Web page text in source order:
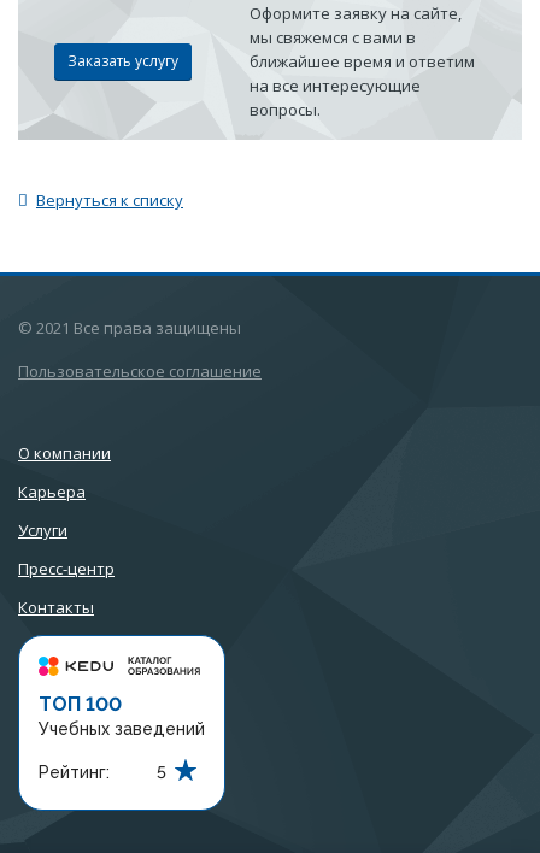
Заказать услугу
Оформите заявку на сайте,
мы свяжемся с вами в
ближайшее время и ответим
на все интересующие
вопросы.
Вернуться к списку
© 2021 Все права защищены
Пользовательское соглашение
О компании
Карьера
Услуги
Пресс-центр
Контакты
ТОП 100
Учебных заведений
Рейтинг: 5